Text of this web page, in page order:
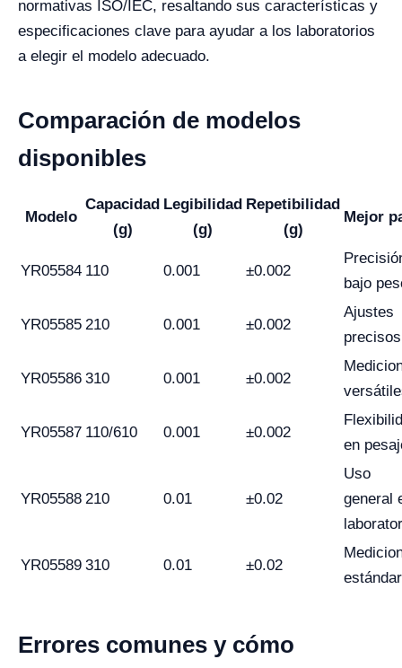
normativas ISO/IEC, resaltando sus características y
especificaciones clave para ayudar a los laboratorios
a elegir el modelo adecuado.
Comparación de modelos
disponibles
Modelo
Capacidad
(g)
Legibilidad
(g)
Repetibilidad
(g)
Mejor
YR05584 110 0.001 ±0.002
bajo
YR05585 210 0.001 ±0.002
Ajustes
precisos
YR05586 310 0.001 ±0.002
YR05587 110/610 0.001 ±0.002
en
YR05588 210 0.01 ±0.02
Uso
general
YR05589 310 0.01 ±0.02
estándar
Errores comunes y cómo